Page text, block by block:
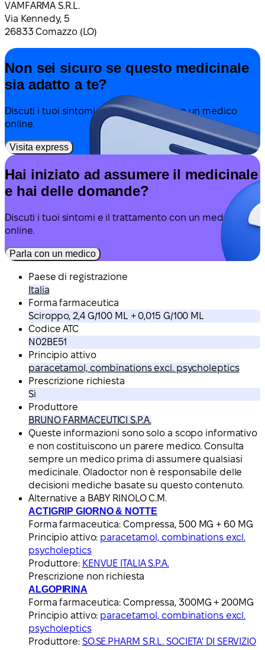
VAMFARMA S.R.L.
Via Kennedy, 5
26833 Comazzo (LO)
Non sei sicuro se questo medicinale
sia adatto a te?
Discuti i tuoi sintomi e il trattamento con un medico
online.
Visita express
Hai iniziato ad assumere il medicinale
e hai delle domande?
Discuti i tuoi sintomi e il trattamento con un medico
online.
Parla con un medico
Paese di registrazione
Italia
Forma farmaceutica
Sciroppo, 2,4 G/100 ML + 0,015 G/100 ML
Codice ATC
N02BE51
Principio attivo
paracetamol, combinations excl. psycholeptics
Prescrizione richiesta
Sì
Produttore
BRUNO FARMACEUTICI S.P.A.
Queste informazioni sono solo a scopo informativo
e non costituiscono un parere medico. Consulta
sempre un medico prima di assumere qualsiasi
medicinale. Oladoctor non è responsabile delle
decisioni mediche basate su questo contenuto.
Alternative a BABY RINOLO C.M.
ACTIGRIP GIORNO & NOTTE
Forma farmaceutica: Compressa, 500 MG + 60 MG
Principio attivo: paracetamol, combinations excl.
psycholeptics
Produttore: KENVUE ITALIA S.P.A.
Prescrizione non richiesta
ALGOPIRINA
Forma farmaceutica: Compressa, 300MG + 200MG
Principio attivo: paracetamol, combinations excl.
psycholeptics
Produttore: SO.SE.PHARM S.R.L. SOCIETA' DI SERVIZIO